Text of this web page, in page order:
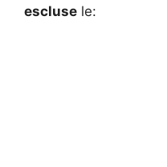
escluse le: